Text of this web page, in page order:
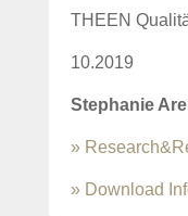
THEEN
10.2019
Stephanie
»
» Download